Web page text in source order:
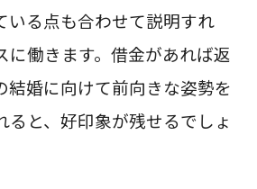
いる点も合わせて説明すれ
に働きます。借金があれば返
結婚に向けて前向きな姿勢を
ると、好印象が残せるでしょ